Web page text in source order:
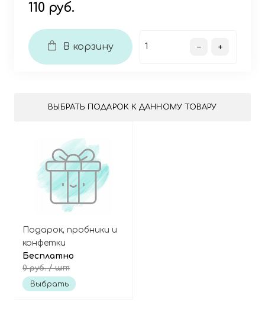
110 руб.
В корзину
ВЫБРАТЬ ПОДАРОК К ДАННОМУ ТОВАРУ
Подарок, пробники и
конфетки
Бесплатно
0 руб./ шт
Выбрать